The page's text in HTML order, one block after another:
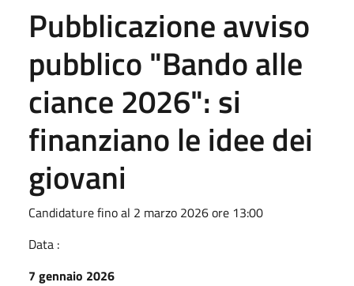
Pubblicazione avviso
pubblico "Bando alle
ciance 2026": si
finanziano le idee dei
giovani
Candidature fino al 2 marzo 2026 ore 13:00
Data :
7 gennaio 2026